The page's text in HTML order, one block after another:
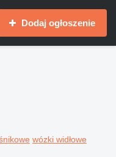
Dodaj ogłoszenie
wózki widłowe